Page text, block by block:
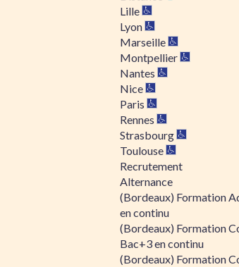
Lille
Lyon
Marseille
Montpellier
Nantes
Nice
Paris
Rennes
Strasbourg
Toulouse
Recrutement
Alternance
(Bordeaux) Formation
en continu
(Bordeaux) Formation
Bac+3 en continu
(Bordeaux) Formation